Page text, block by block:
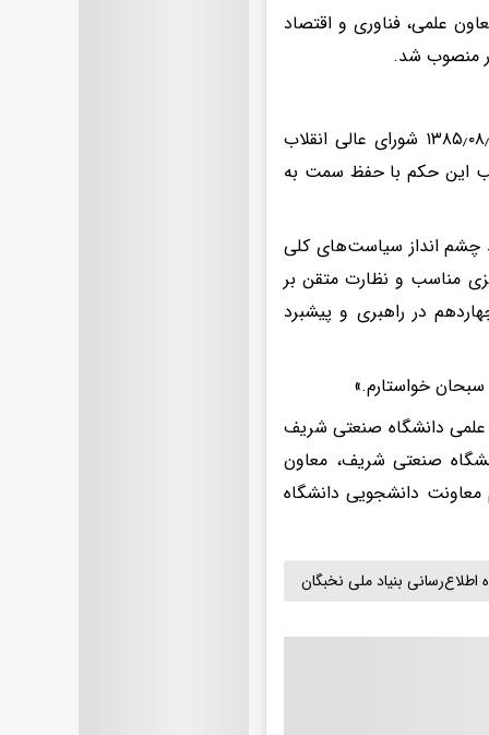
علمی، فناوری و اقتصاد
منصوب شد.
«به استناد ماده (۵) اصلاحی اساسنامه بنیاد ملی نخبگان کشور مصوب ۱۳۸۵٫۰۸٫۲۳ شورای عالی انقلاب
این حکم با حفظ سمت به
چشم انداز سیاست‌های کلی
مناسب و نظارت متقن بر
در راهبری و پیشبرد
سبحان خواستارم.»
عضو هیات علمی دانشگاه صنعتی شریف
صنعتی شریف، معاون
دانشجویی دانشگاه
اطلاع‌رسانی بنیاد ملی نخبگان